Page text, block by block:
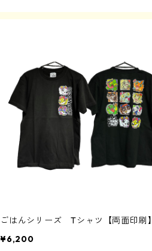
ごはんシリーズ Tシャツ【両面印刷】
¥6,200